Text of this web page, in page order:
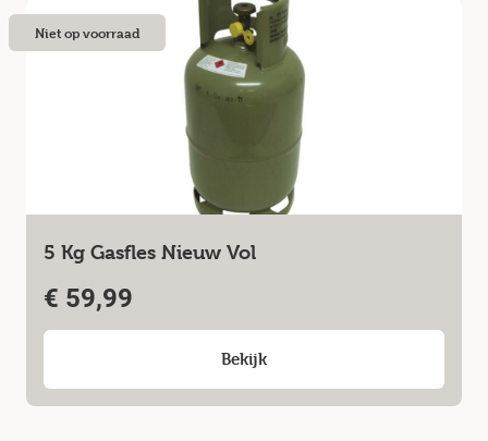
5 Kg Gasfles Nieuw Vol
€ 59,99
Bekijk
Niet op voorraad